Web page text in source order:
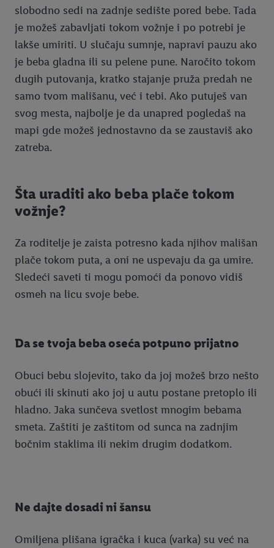
slobodno sedi na zadnje sedište pored bebe. Tada
je možeš zabavljati tokom vožnje i po potrebi je
lakše umiriti. U slučaju sumnje, napravi pauzu ako
je beba gladna ili su pelene pune. Naročito tokom
dugih putovanja, kratko stajanje pruža predah ne
samo tvom mališanu, već i tebi. Ako putuješ van
svog mesta, najbolje je da unapred pogledaš na
mapi gde možeš jednostavno da se zaustaviš ako
zatreba.
Šta uraditi ako beba plače tokom
vožnje?
Za roditelje je zaista potresno kada njihov mališan
plače tokom puta, a oni ne uspevaju da ga umire.
Sledeći saveti ti mogu pomoći da ponovo vidiš
osmeh na licu svoje bebe.
Da se tvoja beba oseća potpuno prijatno
Obuci bebu slojevito, tako da joj možeš brzo nešto
obući ili skinuti ako joj u autu postane pretoplo ili
hladno. Jaka sunčeva svetlost mnogim bebama
smeta. Zaštiti je zaštitom od sunca na zadnjim
bočnim staklima ili nekim drugim dodatkom.
Ne dajte dosadi ni šansu
Omiljena plišana igračka i kuca (varka) su već na
čuvanja podataka, kao i pravo na povlačenje pristanka imate u
bilo kom trenutku i važi će za budućnost, možete pronaći u
našojpolitici privatnosti.Izjave možete pronaći ovde.